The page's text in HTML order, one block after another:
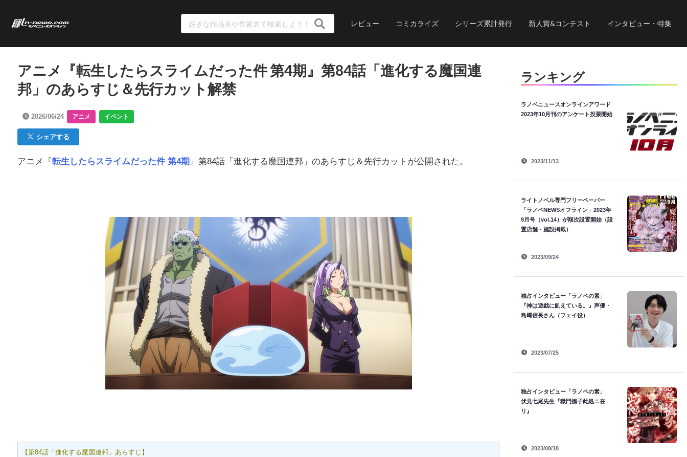
レビュー コミカライズ シリーズ累計発行 新人賞&コンテスト インタビュー・特集
アニメ『転生したらスライムだった件 第4期』第84話「進化する魔国連
邦」のあらすじ＆先行カット解禁
2026/06/24 アニメ イベント
シェアする
アニメ『 転生したらスライムだった件 第4期 』第84話「進化する魔国連邦」のあらすじ＆先行カットが公開された。
【第84話「進化する魔国連邦」あらすじ】
ランキング
ラノベニュースオンラインアワード
2023年10月刊のアンケート投票開始
2023/11/13
ライトノベル専門フリーペーパー
「ラノベNEWSオフライン」2023年
9月号（vol.14）が順次設置開始（設
置店舗・施設掲載）
2023/09/24
独占インタビュー「ラノベの素」
『神は遊戯に飢えている。』声優・
島﨑信長さん（フェイ役）
2023/07/25
独占インタビュー「ラノベの素」
伏見七尾先生『獄門撫子此処ニ在
リ』
2023/08/18